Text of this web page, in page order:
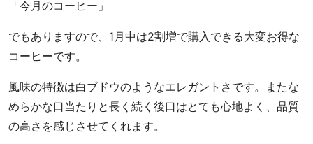
オンラインショップ
門
店
フ
ェ
イ
「今月のコーヒー」
でもありますので、1月中は2割増で購入できる大変お得な
コーヒーです。
風味の特徴は白ブドウのようなエレガントさです。またな
めらかな口当たりと長く続く後口はとても心地よく、品質
の高さを感じさせてくれます。